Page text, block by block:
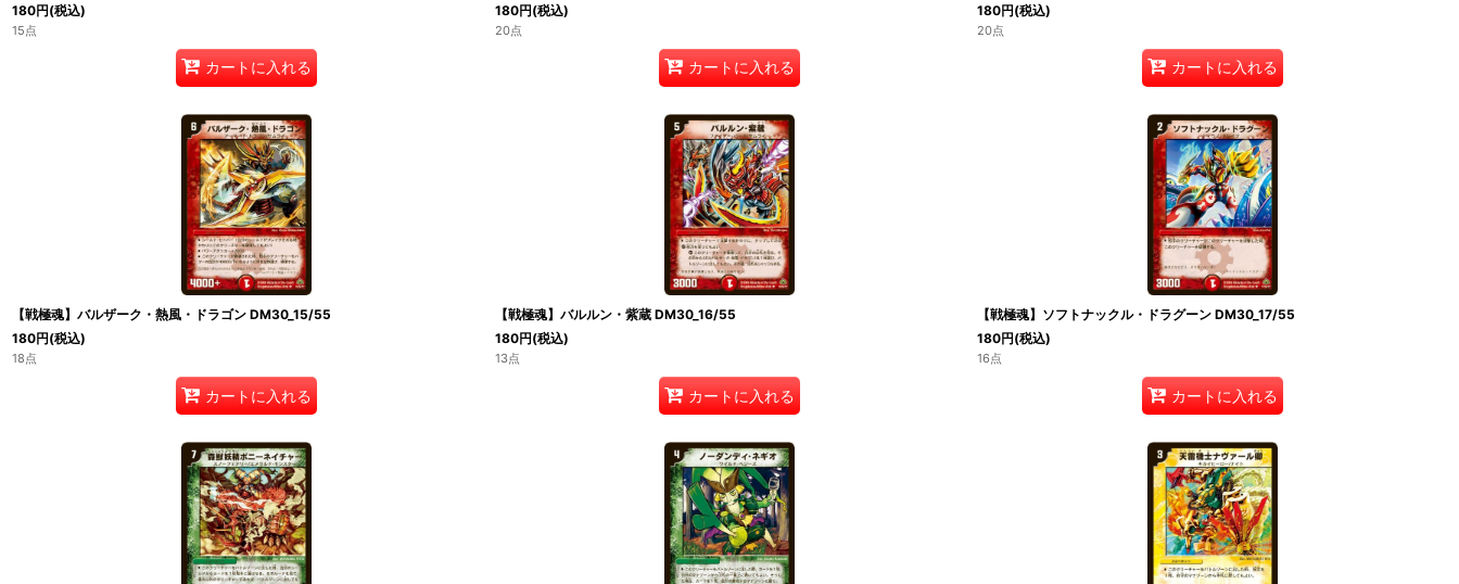
180円(税込)
15点
カートに入れる
180円(税込)
20点
カートに入れる
180円(税込)
20点
カートに入れる
【戦極魂】バルザーク・熱風・ドラゴン DM30_15/55
180円(税込)
18点
カートに入れる
【戦極魂】バルルン・紫蔵 DM30_16/55
180円(税込)
13点
カートに入れる
【戦極魂】ソフトナックル・ドラグーン DM30_17/55
180円(税込)
16点
カートに入れる